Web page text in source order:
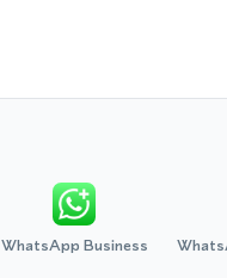
WhatsApp Business